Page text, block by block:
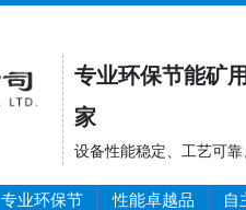
专业环保节能矿
家
设备性能稳定、工艺可
专业环保节
性能卓越品
自